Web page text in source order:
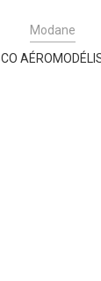
Modane